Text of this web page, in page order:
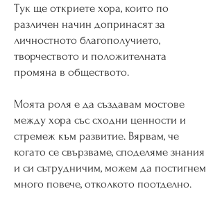
Тук ще откриете хора, които по
различен начин допринасят за
личностното благополучието,
творчеството и положителната
промяна в обществото.
Моята роля е да създавам мостове
между хора със сходни ценности и
стремеж към развитие. Вярвам, че
когато се свързваме, споделяме знания
и си сътрудничим, можем да постигнем
много повече, отколкото поотделно.